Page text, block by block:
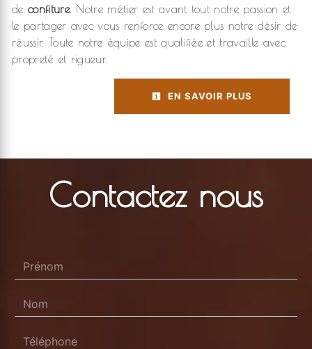
de confiture. Notre métier est avant tout notre passion et
le partager avec vous renforce encore plus notre désir de
réussir. Toute notre équipe est qualifiée et travaille avec
propreté et rigueur.
EN SAVOIR PLUS
Contactez nous